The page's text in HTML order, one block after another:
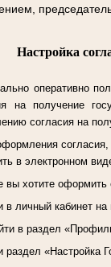
Настройка
оперативно
на получение
согласия на
согласия,
в электронном
вы хотите оформить
в личный кабинет на
в раздел
раздел «Настройка